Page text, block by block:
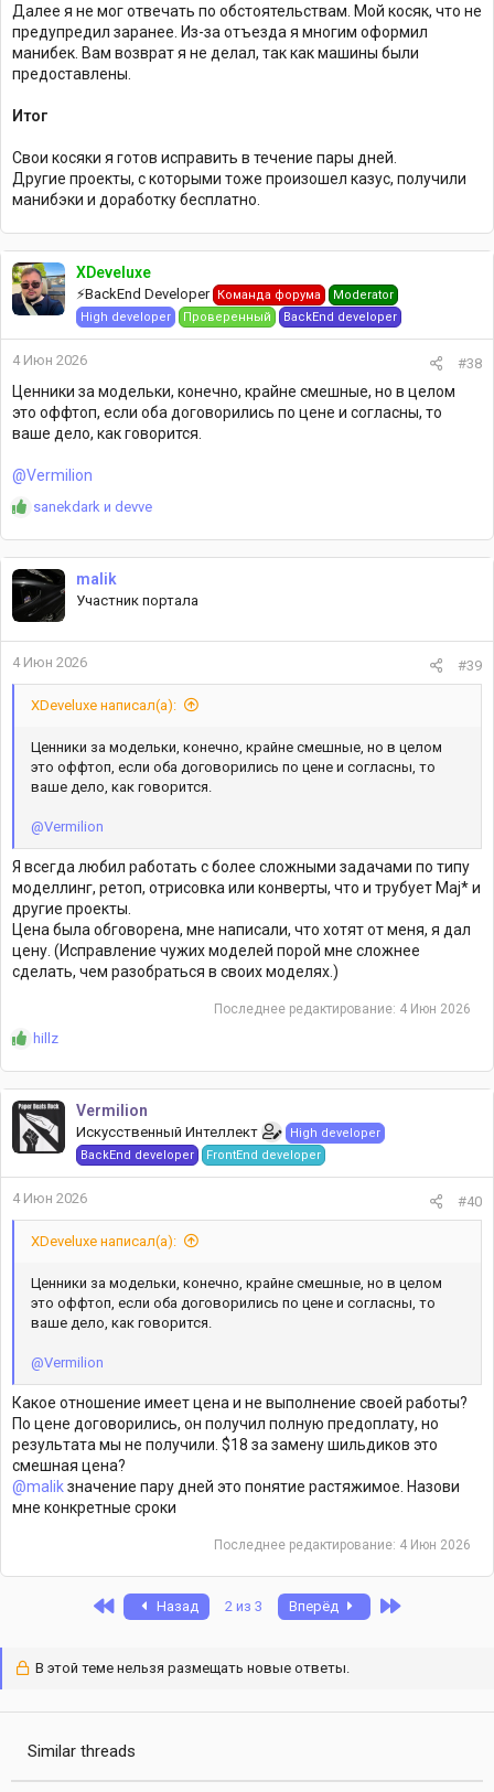
Далее я не мог отвечать по обстоятельствам. Мой косяк, что не
предупредил заранее. Из-за отъезда я многим оформил
манибек. Вам возврат я не делал, так как машины были
предоставлены.
Итог
Свои косяки я готов исправить в течение пары дней.
Другие проекты, с которыми тоже произошел казус, получили
манибэки и доработку бесплатно.
XDeveluxe
⚡️BackEnd Developer Команда форума
Moderator
High developer
Проверенный BackEnd developer
4 Июн 2026 #38
Ценники за модельки, конечно, крайне смешные, но в целом
это оффтоп, если оба договорились по цене и согласны, то
ваше дело, как говорится.
@Vermilion
Р
а
ц
и
и
:
sanekdark и devve
malik
Участник портала
4 Июн 2026 #39
XDeveluxe написал(а):
Ценники за модельки, конечно, крайне смешные, но в целом
это оффтоп, если оба договорились по цене и согласны, то
ваше дело, как говорится.
@Vermilion
Я всегда любил работать с более сложными задачами по типу
моделлинг, ретоп, отрисовка или конверты, что и трубует Maj* и
другие проекты.
Цена была обговорена, мне написали, что хотят от меня, я дал
цену. (Исправление чужих моделей порой мне сложнее
сделать, чем разобраться в своих моделях.)
Последнее редактирование: 4 Июн 2026
Р
а
ц
и
и
:
hillz
Vermilion
Искусственный Интеллект
High developer
BackEnd developer
FrontEnd developer
4 Июн 2026 #40
XDeveluxe написал(а):
Ценники за модельки, конечно, крайне смешные, но в целом
это оффтоп, если оба договорились по цене и согласны, то
ваше дело, как говорится.
@Vermilion
Какое отношение имеет цена и не выполнение своей работы?
По цене договорились, он получил полную предоплату, но
результата мы не получили. $18 за замену шильдиков это
смешная цена?
@malikзначение пару дней это понятие растяжимое. Назови
мне конкретные сроки
Последнее редактирование: 4 Июн 2026
Назад 2 из 3 Вперёд Last
В этой теме нельзя размещать новые ответы.
Similar threads